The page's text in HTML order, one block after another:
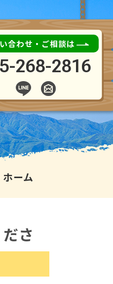
合わせ・ご相談は
268-2816
ホーム
さ